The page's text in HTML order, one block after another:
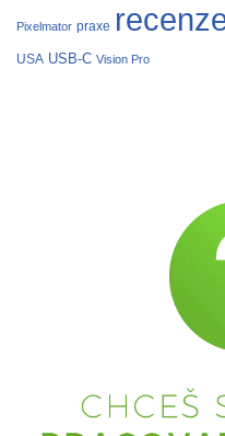
Pixelmator praxe
USA USB-C Vision Pro